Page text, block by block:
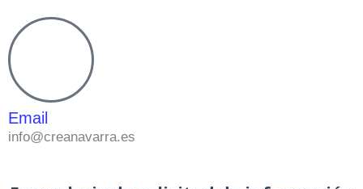
Email
info@creanavarra.es